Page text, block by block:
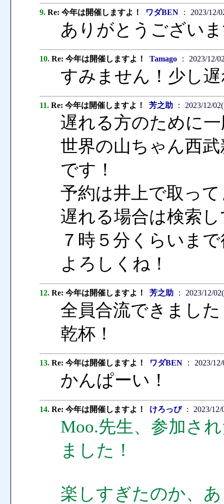
9. Re: 今年は開催しますよ！ ワダBEN ： 2023/12/
ありがとうござい
10. Re: 今年は開催しますよ！ Tamago ： 2023/12/
すみません！少し
11. Re: 今年は開催しますよ！ 芳之助 ： 2023/12/
遅れる方のために
世界の山ちゃん西
です！
予約は井上で取っ
遅れる場合は検索
７時５分くらいま
よろしくね！
12. Re: 今年は開催しますよ！ 芳之助 ： 2023/12/
全員合流できまし
乾杯！
13. Re: 今年は開催しますよ！ ワダBEN ： 2023/
かんぱーい！
14. Re: 今年は開催しますよ！ けろっぴ： 2023/12/
Moo.先生、参加さ
ました！
楽しすぎたのか、